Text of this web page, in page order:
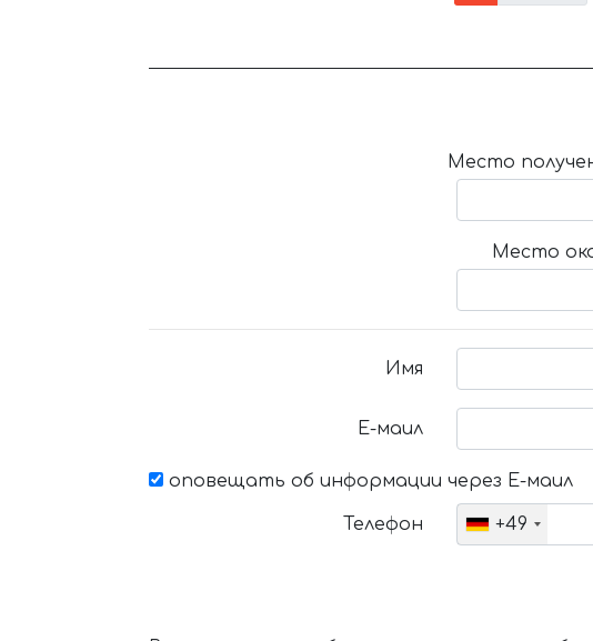
Место
Место
Имя
Е-маил
оповещать об информации через Е-маил
Телефон +49